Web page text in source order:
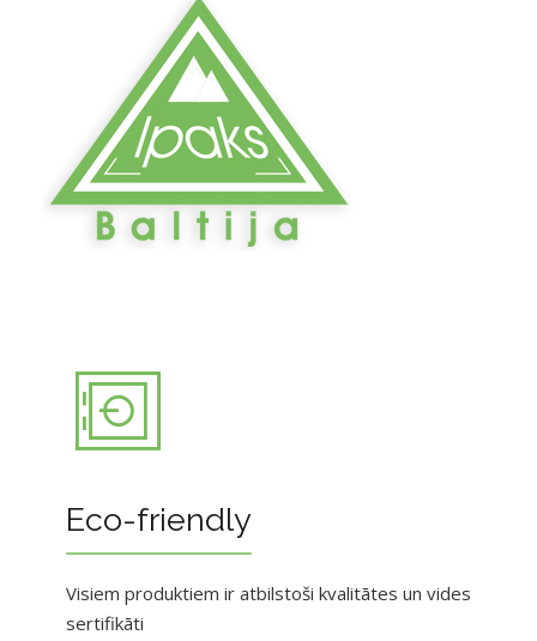
Eco-friendly
Visiem produktiem ir atbilstoši kvalitātes un vides
sertifikāti